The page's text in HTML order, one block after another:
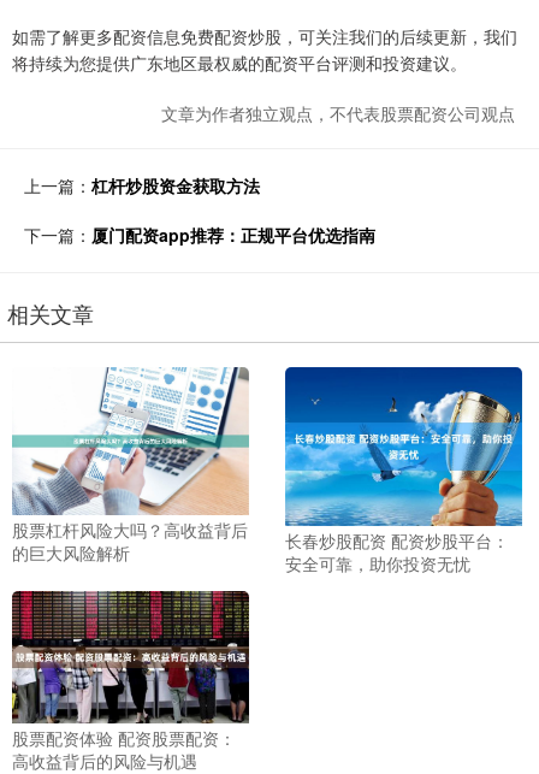
如需了解更多配资信息免费配资炒股，可关注我们的后续更新，我们
将持续为您提供广东地区最权威的配资平台评测和投资建议。
文章为作者独立观点，不代表股票配资公司观点
上一篇： 杠杆炒股资金获取方法
下一篇： 厦门配资app推荐：正规平台优选指南
相关文章
股票杠杆风险大吗？高收益背后
的巨大风险解析
长春炒股配资 配资炒股平台：
安全可靠，助你投资无忧
股票配资体验 配资股票配资：
高收益背后的风险与机遇